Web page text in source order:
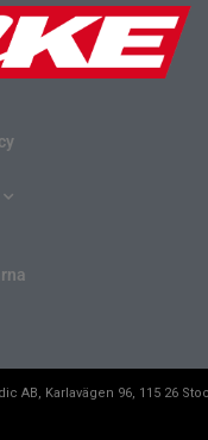
AB, Karlavägen 96, 115 26